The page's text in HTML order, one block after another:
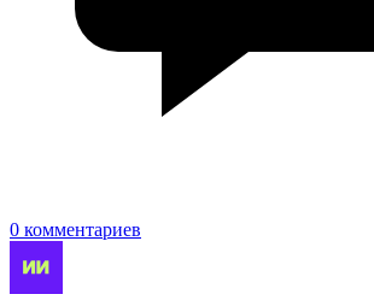
0 комментариев